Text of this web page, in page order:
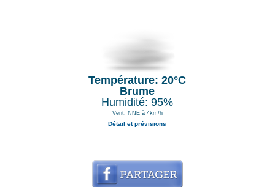
Température: 20°C
Brume
Humidité: 95%
Vent: NNE à 4km/h
Détail et prévisions